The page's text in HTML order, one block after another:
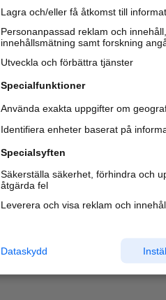
nya
Läs
Lagra och/eller få åtkomst till
Personanpassad reklam och
innehållsmätning samt forskning
Utveckla och förbättra tjänster
Specialfunktioner
Använda exakta uppgifter om
Identifiera enheter baserat på
Specialsyften
Säkerställa säkerhet, förhindra och
åtgärda fel
Leverera och visa reklam och
Dataskydd